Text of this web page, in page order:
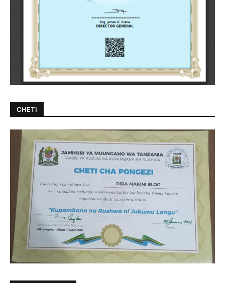
CHETI